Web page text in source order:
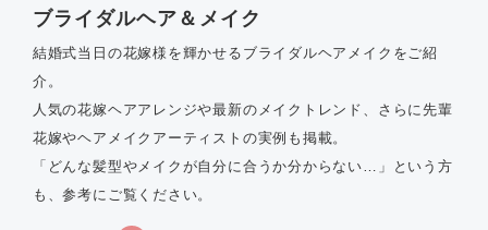
ブライダルヘア＆メイク
結婚式当日の花嫁様を輝かせるブライダルヘアメイクをご紹
介。
人気の花嫁ヘアアレンジや最新のメイクトレンド、さらに先輩
花嫁やヘアメイクアーティストの実例も掲載。
「どんな髪型やメイクが自分に合うか分からない…」という方
も、参考にご覧ください。